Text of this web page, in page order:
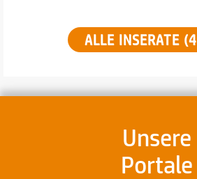
ALLE INSERATE
Unsere
Portale